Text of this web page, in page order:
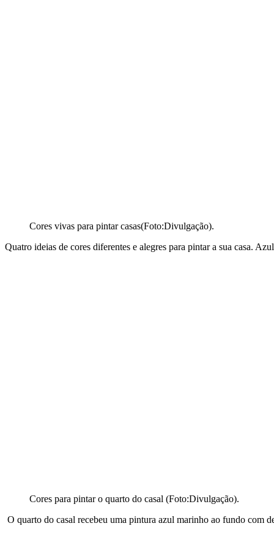
Cores vivas para pintar casas(Foto:Divulgação).
Quatro ideias de cores diferentes e alegres para pintar a sua casa.
Cores para pintar o quarto do casal (Foto:Divulgação).
O quarto do casal recebeu uma pintura azul marinho ao fundo com